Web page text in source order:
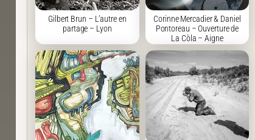
Gilbert Brun – L’autre en
partage – Lyon
Corinne Mercadier & Daniel
Pontoreau – Ouverture de
La Còla – Aigne